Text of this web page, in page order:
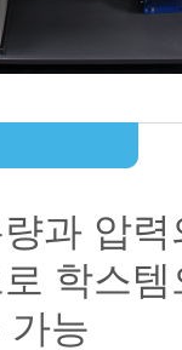
과 압
학스
가능